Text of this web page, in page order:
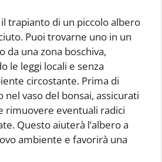
il trapianto di un piccolo albero
Puoi trovarne uno in un
da una zona boschiva,
le leggi locali e senza
circostante. Prima di
nel vaso del bonsai, assicurati
rimuovere eventuali radici
Questo aiuterà l’albero a
ambiente e favorirà una